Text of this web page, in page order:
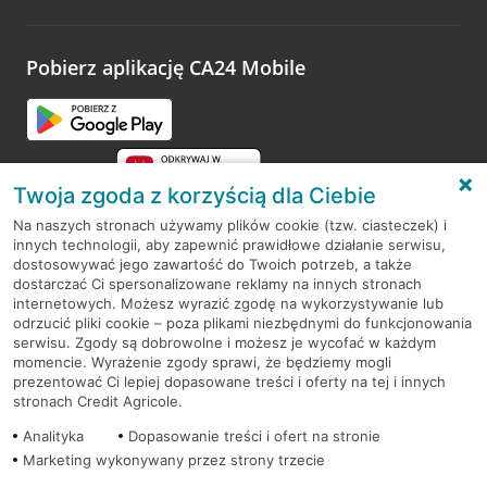
opinie.
Pobierz aplikację CA24 Mobile
RODO
Regulamin serwisu
Mapa serwisu
PolitykaCookies
Twoja zgoda z korzyścią dla Ciebie
Na naszych stronach używamy plików cookie (tzw. ciasteczek) i
innych technologii, aby zapewnić prawidłowe działanie serwisu,
dostosowywać jego zawartość do Twoich potrzeb, a także
dostarczać Ci spersonalizowane reklamy na innych stronach
internetowych. Możesz wyrazić zgodę na wykorzystywanie lub
odrzucić pliki cookie – poza plikami niezbędnymi do funkcjonowania
serwisu. Zgody są dobrowolne i możesz je wycofać w każdym
momencie. Wyrażenie zgody sprawi, że będziemy mogli
prezentować Ci lepiej dopasowane treści i oferty na tej i innych
stronach Credit Agricole.
Analityka
Dopasowanie treści i ofert na stronie
Marketing wykonywany przez strony trzecie